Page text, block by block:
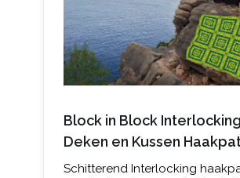
Block in Block Interlocking
Deken en Kussen
Schitterend Interlocking